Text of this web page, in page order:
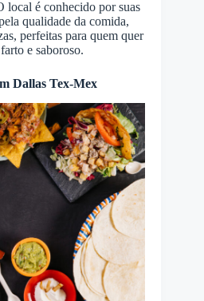
local é conhecido por suas
qualidade da comida,
perfeitas para quem quer
e saboroso.
Dallas Tex-Mex